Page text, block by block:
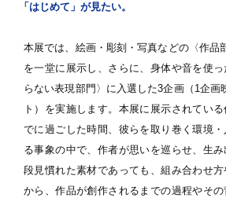
「はじめて」が見たい。
本展では、絵画・彫刻・写真などの〈作品
を一堂に展示し、さらに、身体や音を使
らない表現部門〉に入選した3企画（1企画
ト）を実施します。本展に展示されてい
でに過ごした時間、彼らを取り巻く環境
る事象の中で、作者が思いを巡らせ、生
段見慣れた素材であっても、組み合わせ
から、作品が創作されるまでの過程やそ